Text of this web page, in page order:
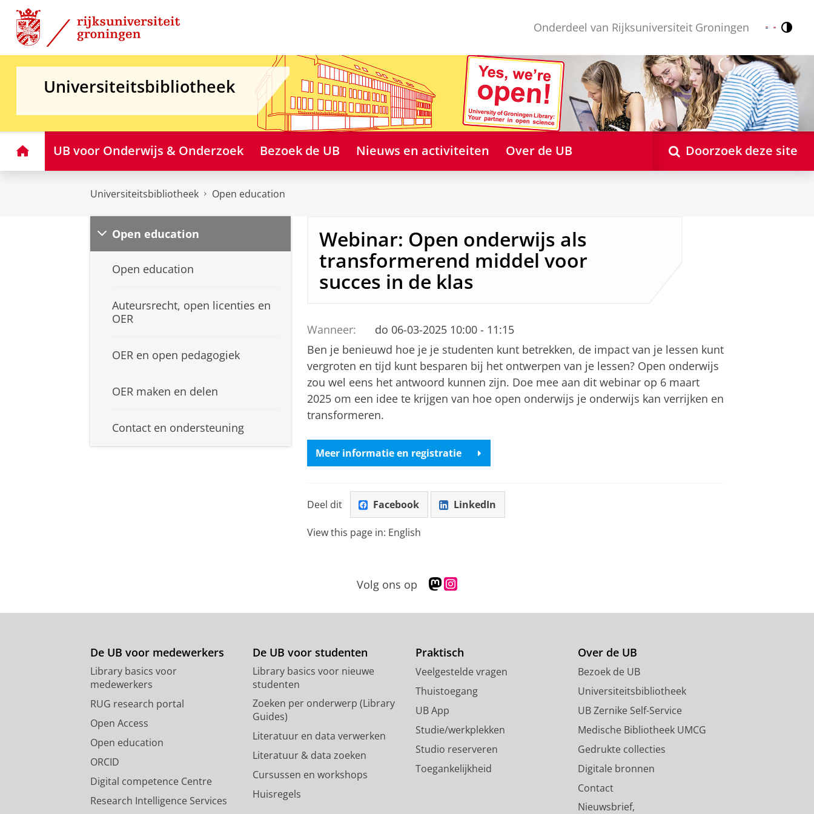
Skip
Content
Skip
Navigation
Onderdeel van Rijksuniversiteit Groningen Nederlands
English
Universiteitsbibliotheek
HomeUB voor Onderwijs & Onderzoek Bezoek de UB Nieuws en activiteiten Over de UB Doorzoek deze site
Universiteitsbibliotheek Open education
Open education
Open education
Auteursrecht, open licenties en
OER
OER en open pedagogiek
OER maken en delen
Contact en ondersteuning
Webinar: Open onderwijs als
transformerend middel voor
succes in de klas
Wanneer:
do 06-03-2025 10:00 - 11:15
Ben je benieuwd hoe je je studenten kunt betrekken, de impact van je lessen kunt
vergroten en tijd kunt besparen bij het ontwerpen van je lessen? Open onderwijs
zou wel eens het antwoord kunnen zijn. Doe mee aan dit webinar op 6 maart
2025 om een idee te krijgen van hoe open onderwijs je onderwijs kan verrijken en
transformeren.
Meer informatie en registratie
Deel dit Facebook LinkedIn
View this page in: English
Volg ons op
M
s
d
n
p
o
f
i
e
l
s
g
r
a
m
c
c
o
u
De UB voor medewerkers
Library basics voor
medewerkers
RUG research portal
Open Access
Open education
ORCID
Digital competence Centre
Research Intelligence Services
De UB voor studenten
Library basics voor nieuwe
studenten
Zoeken per onderwerp (Library
Guides)
Literatuur en data verwerken
Literatuur & data zoeken
Cursussen en workshops
Huisregels
Praktisch
Veelgestelde vragen
Thuistoegang
UB App
Studie/werkplekken
Studio reserveren
Toegankelijkheid
Over de UB
Bezoek de UB
Universiteitsbibliotheek
UB Zernike Self-Service
Medische Bibliotheek UMCG
Gedrukte collecties
Digitale bronnen
Contact
Nieuwsbrief,